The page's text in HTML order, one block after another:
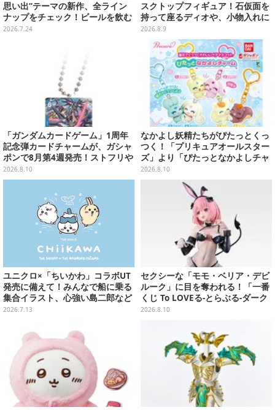
思い出”テーマの新作、全ライン
ナップをチェック！ビールを飲む
「くりまんじゅう」ぬいぐるみな
2026.7.24
スクトップフィギュア！石仮面を
持って座るディオや、小物入れに
なるツェペリなどズラリ
2026.8.9
「ガンダムカードゲーム」1周年
記念弾カードチャームが、ガシャ
ポンで8月第4週発売！ストフリや
νガンダム、キラ・ヤマトなど全2
0種
2026.8.10
なかよし妖精たちがぴたっとくっ
つく！「プリキュアオールスター
ズ」より「ぴたっとなかよしチャ
ーム」が8月発売
2026.8.10
ユニクロ×「ちいかわ」コラボUT
発売に備えて！みんなで船に乗る
集合イラスト、心強い島二郎など
映画を記念した特別コレクション
2026.7.13
セクシーな「モモ・ベリア・デビ
ルーク」に目を奪われる！「一番
くじ To LOVEる-とらぶる-ダーク
ネス」のラストワン賞が公開
2026.8.10